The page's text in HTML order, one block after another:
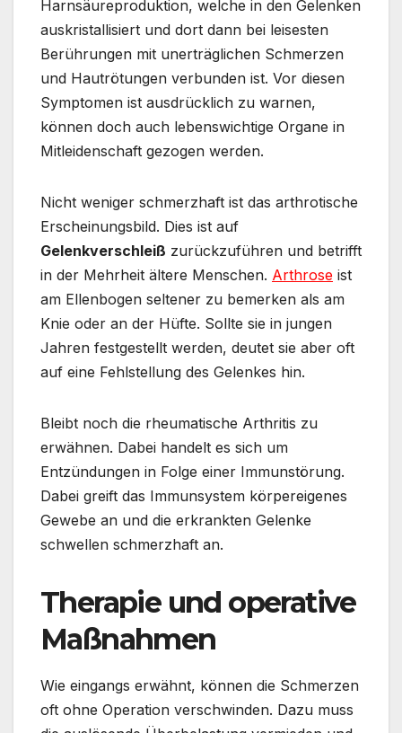
Harnsäureproduktion, welche in den Gelenken
auskristallisiert und dort dann bei leisesten
Berührungen mit unerträglichen Schmerzen
und Hautrötungen verbunden ist. Vor diesen
Symptomen ist ausdrücklich zu warnen,
können doch auch lebenswichtige Organe in
Mitleidenschaft gezogen werden.
Nicht weniger schmerzhaft ist das arthrotische
Erscheinungsbild. Dies ist auf
Gelenkverschleiß zurückzuführen und betrifft
in der Mehrheit ältere Menschen. Arthrose ist
am Ellenbogen seltener zu bemerken als am
Knie oder an der Hüfte. Sollte sie in jungen
Jahren festgestellt werden, deutet sie aber oft
auf eine Fehlstellung des Gelenkes hin.
Bleibt noch die rheumatische Arthritis zu
erwähnen. Dabei handelt es sich um
Entzündungen in Folge einer Immunstörung.
Dabei greift das Immunsystem körpereigenes
Gewebe an und die erkrankten Gelenke
schwellen schmerzhaft an.
Therapie und operative
Maßnahmen
Wie eingangs erwähnt, können die Schmerzen
oft ohne Operation verschwinden. Dazu muss